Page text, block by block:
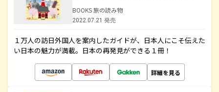
BOOKS 旅の読み物
2022.07.21 発売
１万人の訪日外国人を案内したガイドが、日本人にこそ伝えた
い日本の魅力が満載。日本の再発見ができる１冊！
詳細を見る